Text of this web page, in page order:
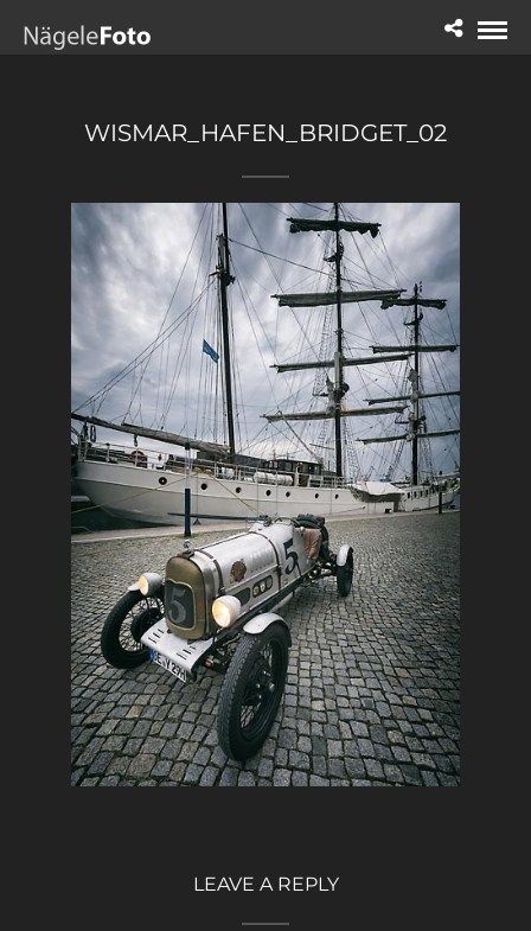
WISMAR_HAFEN_BRIDGET_02
LEAVE A REPLY